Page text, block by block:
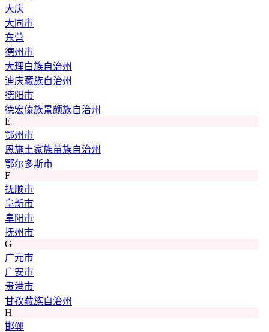
大庆
大同市
东营
德州市
大理白族自治州
迪庆藏族自治州
德阳市
德宏傣族景颇族自治州
E
鄂州市
恩施土家族苗族自治州
鄂尔多斯市
F
抚顺市
阜新市
阜阳市
抚州市
G
广元市
广安市
贵港市
甘孜藏族自治州
H
邯郸